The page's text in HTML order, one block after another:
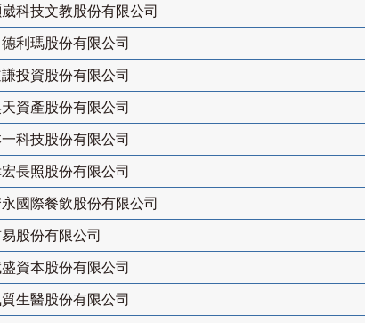
科技文教股份有限公司
利瑪股份有限公司
投資股份有限公司
資產股份有限公司
科技股份有限公司
長照股份有限公司
國際餐飲股份有限公司
股份有限公司
資本股份有限公司
生醫股份有限公司